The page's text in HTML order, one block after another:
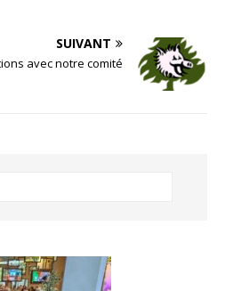
SUIVANT
avec notre comité